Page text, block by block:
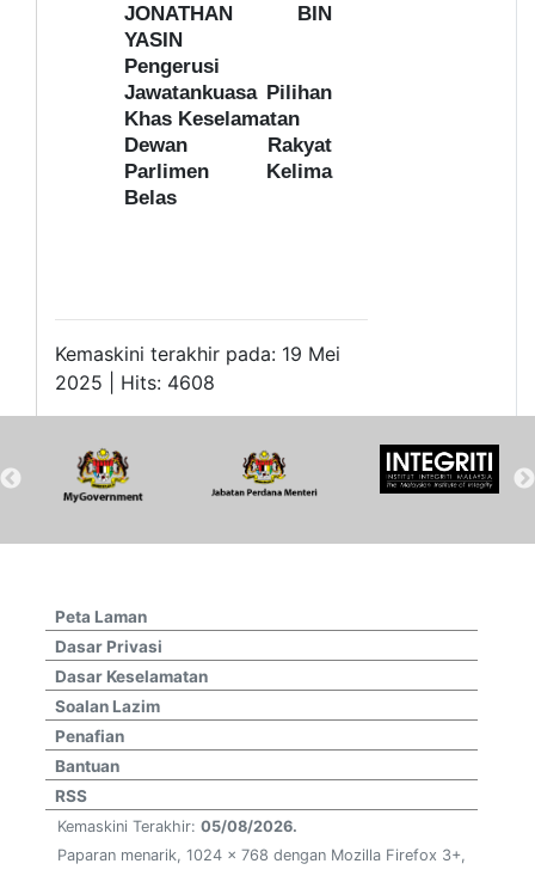
JONATHAN BIN
YASIN
Pengerusi
Jawatankuasa Pilihan
Khas Keselamatan
Dewan Rakyat
Parlimen Kelima
Belas
Kemaskini terakhir pada: 19 Mei
2025 | Hits: 4608
Peta Laman
Dasar Privasi
Dasar Keselamatan
Soalan Lazim
Penafian
Bantuan
RSS
Kemaskini Terakhir: 05/08/2026.
Paparan menarik, 1024 x 768 dengan Mozilla Firefox 3+,